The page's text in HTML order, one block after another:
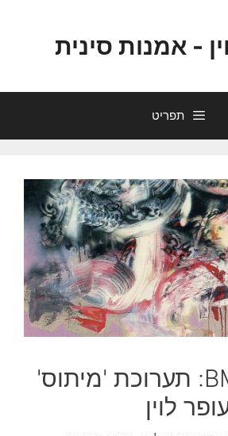
- אמנות סינית
תפריט
אוסף BMCA: תערוכת 'מיתוס'
לוין